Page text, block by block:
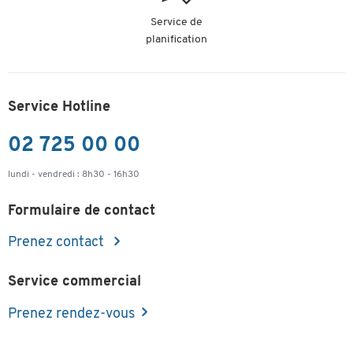
Service de
planification
Service Hotline
02 725 00 00
lundi - vendredi : 8h30 - 16h30
Formulaire de contact
Prenez contact
Service commercial
Prenez rendez-vous